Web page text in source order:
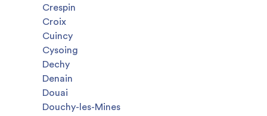
Crespin
Croix
Cuincy
Cysoing
Dechy
Denain
Douai
Douchy-les-Mines